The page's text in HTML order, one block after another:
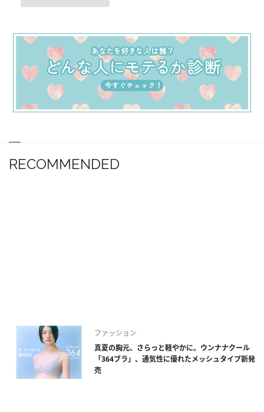
RECOMMENDED
ファッション
真夏の胸元、さらっと軽やかに。ウンナナクール
「364ブラ」、通気性に優れたメッシュタイプ新発
売